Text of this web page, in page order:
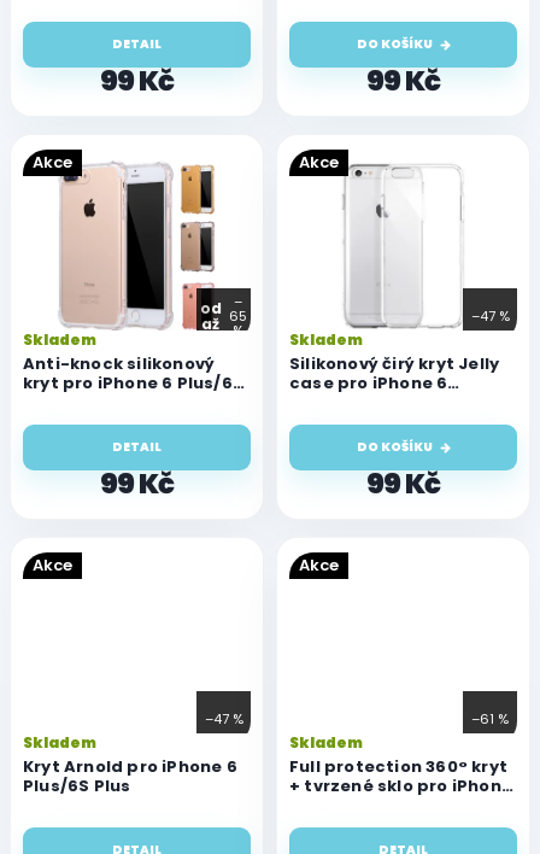
ů 99 Kč
DETAIL
99 Kč
DO KOŠÍKU
Akce
od
až
–
65
%
Anti-knock silikonový
kryt pro iPhone 6 Plus/6S
Průměrné
hodnocení
produktu
4,5
Skladem
99 Kč
DETAIL
Akce
–47 %
Silikonový čirý kryt Jelly
case pro iPhone 6
Skladem
99 Kč
DO KOŠÍKU
Akce
–47 %
Kryt Arnold pro iPhone 6
Plus/6S Plus
Skladem
DETAIL
Akce
–61 %
Full protection 360° kryt
+ tvrzené sklo pro iPhone
Skladem
DETAIL